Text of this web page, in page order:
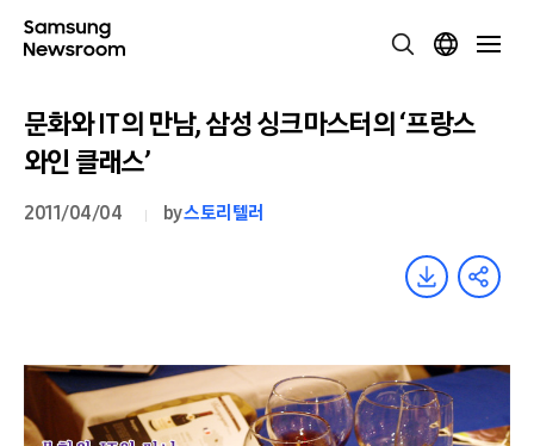
문화와 IT의 만남, 삼성 싱크마스터의 ‘프랑스
와인 클래스’
2011/04/04 by스토리텔러